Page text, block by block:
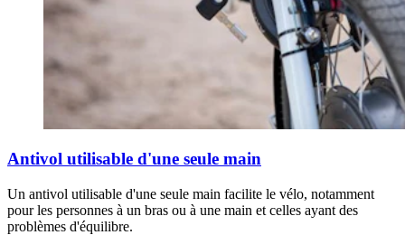
Antivol utilisable d'une seule main
Un antivol utilisable d'une seule main facilite le vélo, notamment
pour les personnes à un bras ou à une main et celles ayant des
problèmes d'équilibre.